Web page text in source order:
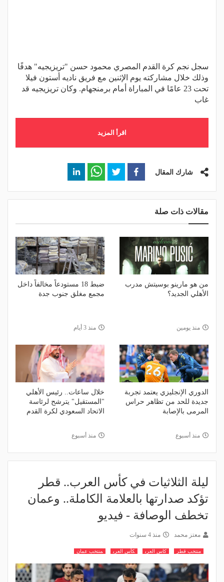
سجل نجم كرة القدم المصري محمود حسن "تريزيجيه" هدفًا
وذلك خلال مشاركته يوم الإثنين مع فريق ناديه أستون فيلا
تحت 23 عامًا في المباراة أمام برمنجهام. وكان تريزيجيه قد
غاب
اقرأ المزيد
شارك المقال
مقالات ذات صلة
من هو مارينو بوسيتش مدرب
الأهلي الجديد؟
منذ يومين
ضبط 18 مستودعاً مخالفاً داخل
مجمع مغلق جنوب جدة
منذ 3 أيام
الدوري الإنجليزي يعتمد تجربة
جديدة للحد من تظاهر حراس
المرمى بالإصابة
منذ أسبوع
خلال ساعات.. رئيس الأهلي
"المستقيل" يترشح لرئاسة
الاتحاد السعودي لكرة القدم
منذ أسبوع
ليلة الثلاثيات في كأس العرب.. قطر
تؤكد صدارتها بالعلامة الكاملة.. وعمان
تخطف الوصافة - فيديو
معتز محمد منذ 4 سنوات
منتخب قطر كاس العرب كأس العرب منتخب عمان